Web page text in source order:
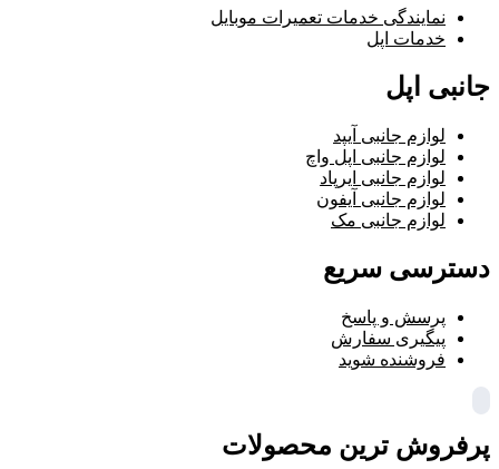
نمایندگی خدمات تعمیرات موبایل
خدمات اپل
جانبی اپل
لوازم جانبی آیپد
لوازم جانبی اپل واچ
لوازم جانبی ایرپاد
لوازم جانبی آیفون
لوازم جانبی مک
دسترسی سریع
پرسش و پاسخ
پیگیری سفارش
فروشنده شوید
پرفروش ترین محصولات